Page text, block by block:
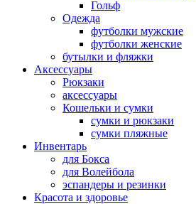
Гольф
Одежда
футболки мужские
футболки женские
бутылки и фляжки
Аксессуары
Рюкзаки
аксессуары
Кошельки и сумки
сумки и рюкзаки
сумки пляжные
Инвентарь
для Бокса
для Волейбола
эспандеры и резинки
Красота и здоровье